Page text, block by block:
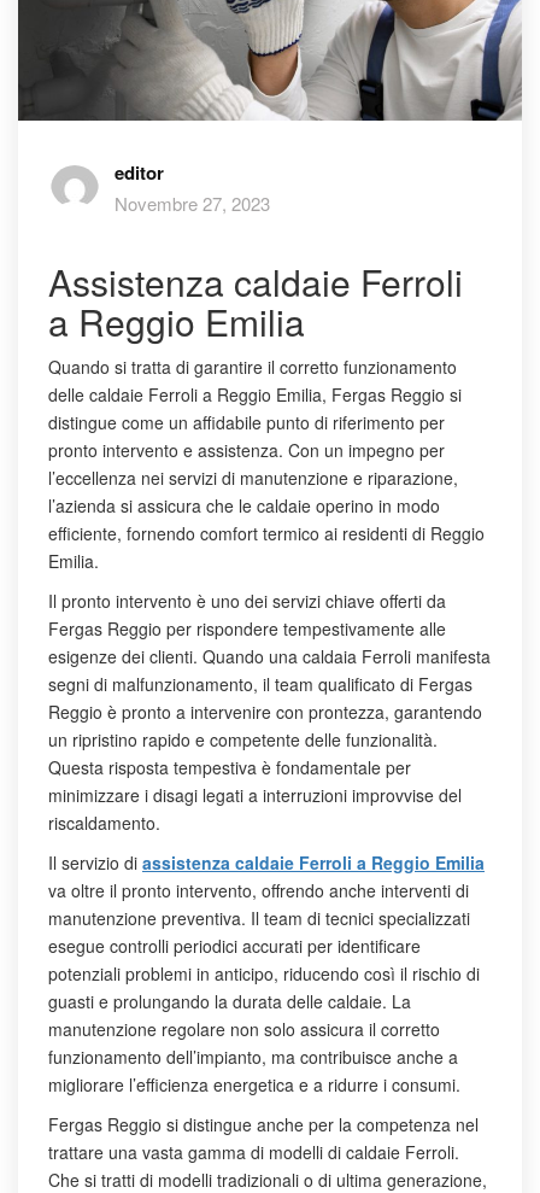
editor
Novembre 27, 2023
Assistenza caldaie Ferroli
a Reggio Emilia
Quando si tratta di garantire il corretto funzionamento
delle caldaie Ferroli a Reggio Emilia, Fergas Reggio si
distingue come un affidabile punto di riferimento per
pronto intervento e assistenza. Con un impegno per
l’eccellenza nei servizi di manutenzione e riparazione,
l’azienda si assicura che le caldaie operino in modo
efficiente, fornendo comfort termico ai residenti di Reggio
Emilia.
Il pronto intervento è uno dei servizi chiave offerti da
Fergas Reggio per rispondere tempestivamente alle
esigenze dei clienti. Quando una caldaia Ferroli manifesta
segni di malfunzionamento, il team qualificato di Fergas
Reggio è pronto a intervenire con prontezza, garantendo
un ripristino rapido e competente delle funzionalità.
Questa risposta tempestiva è fondamentale per
minimizzare i disagi legati a interruzioni improvvise del
riscaldamento.
Il servizio di assistenza caldaie Ferroli a Reggio Emilia
va oltre il pronto intervento, offrendo anche interventi di
manutenzione preventiva. Il team di tecnici specializzati
esegue controlli periodici accurati per identificare
potenziali problemi in anticipo, riducendo così il rischio di
guasti e prolungando la durata delle caldaie. La
manutenzione regolare non solo assicura il corretto
funzionamento dell’impianto, ma contribuisce anche a
migliorare l’efficienza energetica e a ridurre i consumi.
Fergas Reggio si distingue anche per la competenza nel
trattare una vasta gamma di modelli di caldaie Ferroli.
Che si tratti di modelli tradizionali o di ultima generazione,